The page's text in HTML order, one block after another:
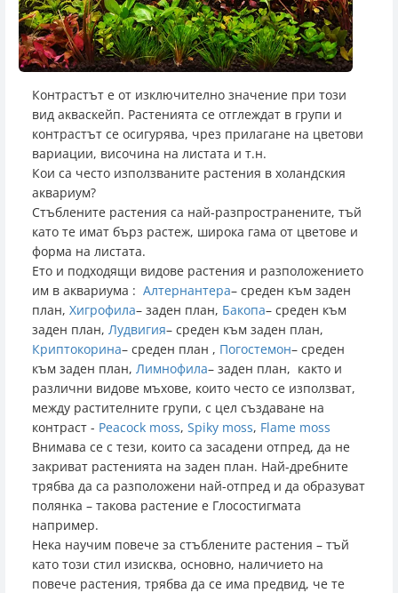
Контрастът е от изключително значение при този
вид акваскейп. Растенията се отглеждат в групи и
контрастът се осигурява, чрез прилагане на цветови
вариации, височина на листата и т.н.
Кои са често използваните растения в холандския
аквариум?
Стъблените растения са най-разпространените, тъй
като те имат бърз растеж, широка гама от цветове и
форма на листата.
Ето и подходящи видове растения и разположението
им в аквариума : Алтернантера– среден към заден
план, Хигрофила– заден план, Бакопа– среден към
заден план, Лудвигия– среден към заден план,
Криптокорина– среден план , Погостемон– среден
към заден план, Лимнофила– заден план, както и
различни видове мъхове, които често се използват,
между растителните групи, с цел създаване на
контраст - Peacock moss, Spiky moss, Flame moss
Внимава се с тези, които са засадени отпред, да не
закриват растенията на заден план. Най-дребните
трябва да са разположени най-отпред и да образуват
полянка – такова растение е Глосостигмата
например.
Нека научим повече за стъблените растения – тъй
като този стил изисква, основно, наличието на
повече растения, трябва да се има предвид, че те